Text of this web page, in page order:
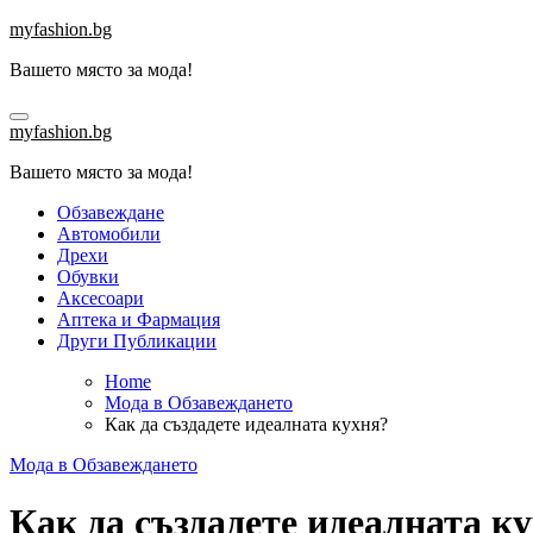
Skip
content
myfashion.bg
Вашето място за мода!
myfashion.bg
Вашето място за мода!
Обзавеждане
Автомобили
Дрехи
Обувки
Аксесоари
Аптека и Фармация
Други Публикации
Home
Мода в Обзавеждането
Как да създадете идеалната кухня?
Мода в Обзавеждането
Как да създадете идеалната